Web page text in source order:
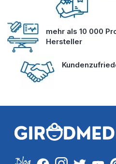
mehr als 10 000
Hersteller